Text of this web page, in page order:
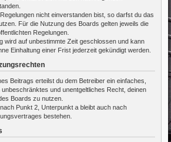
nicht einverstanden bist, so darfst du das
Für die Nutzung des Boards gelten jeweils die
Regelungen.
wird auf unbestimmte Zeit geschlossen und kann
Einhaltung einer Frist jederzeit gekündigt werden.
Beitrags erteilst du dem Betreiber ein einfaches,
und unentgeltliches Recht, deinen
Boards zu nutzen.
Punkt 2, Unterpunkt a bleibt auch nach
bestehen.